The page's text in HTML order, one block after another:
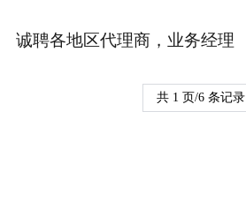
诚聘各地区代理商，业务经理
共 1 页/6 条记录